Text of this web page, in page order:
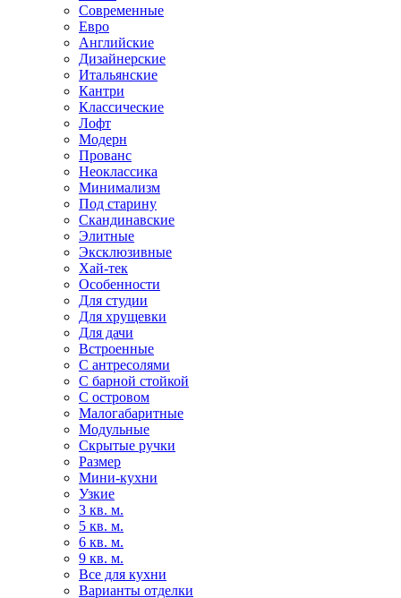
Современные
Евро
Английские
Дизайнерские
Итальянские
Кантри
Классические
Лофт
Модерн
Прованс
Неоклассика
Минимализм
Под старину
Скандинавские
Элитные
Эксклюзивные
Хай-тек
Особенности
Для студии
Для хрущевки
Для дачи
Встроенные
С антресолями
С барной стойкой
С островом
Малогабаритные
Модульные
Скрытые ручки
Размер
Мини-кухни
Узкие
3 кв. м.
5 кв. м.
6 кв. м.
9 кв. м.
Все для кухни
Варианты отделки